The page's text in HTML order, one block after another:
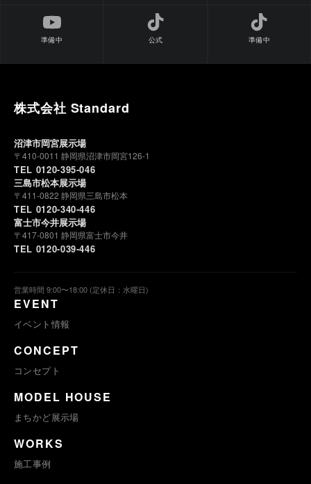
準備中 公式 準備中
株式会社 Standard
沼津市岡宮展示場
〒410-0011 静岡県沼津市岡宮126-1
TEL 0120-395-046
三島市松本展示場
〒411-0822 静岡県三島市松本
TEL 0120-340-446
富士市今井展示場
〒417-0801 静岡県富士市今井
TEL 0120-039-446
営業時間 9:00〜18:00 (定休日：水曜日)
EVENT
イベント情報
CONCEPT
コンセプト
MODEL HOUSE
まちかど展示場
WORKS
施工事例